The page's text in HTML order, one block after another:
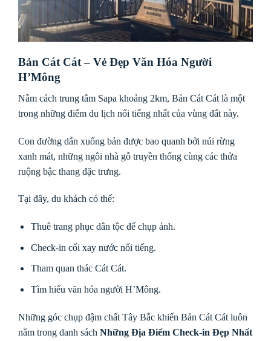
Bản Cát Cát – Vẻ Đẹp Văn Hóa Người
H’Mông
Nằm cách trung tâm Sapa khoảng 2km, Bản Cát Cát là một
trong những điểm du lịch nổi tiếng nhất của vùng đất này.
Con đường dẫn xuống bản được bao quanh bởi núi rừng
xanh mát, những ngôi nhà gỗ truyền thống cùng các thửa
ruộng bậc thang đặc trưng.
Tại đây, du khách có thể:
Thuê trang phục dân tộc để chụp ảnh.
Check-in cối xay nước nổi tiếng.
Tham quan thác Cát Cát.
Tìm hiểu văn hóa người H’Mông.
Những góc chụp đậm chất Tây Bắc khiến Bản Cát Cát luôn
nằm trong danh sách Những Địa Điểm Check-in Đẹp Nhất